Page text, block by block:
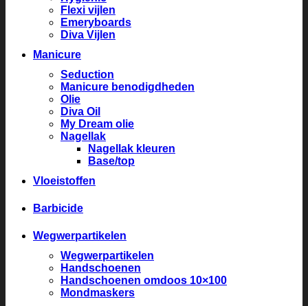
Flexi vijlen
Emeryboards
Diva Vijlen
Manicure
Seduction
Manicure benodigdheden
Olie
Diva Oil
My Dream olie
Nagellak
Nagellak kleuren
Base/top
Vloeistoffen
Barbicide
Wegwerpartikelen
Wegwerpartikelen
Handschoenen
Handschoenen omdoos 10×100
Mondmaskers